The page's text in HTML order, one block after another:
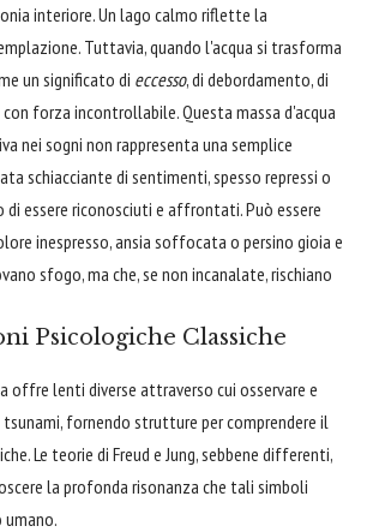
interiore. Un lago calmo riflette la
Tuttavia, quando l'acqua si trasforma
un significato di eccesso, di debordamento, di
forza incontrollabile. Questa massa d'acqua
nei sogni non rappresenta una semplice
schiacciante di sentimenti, spesso repressi o
di essere riconosciuti e affrontati. Può essere
inespresso, ansia soffocata o persino gioia e
sfogo, ma che, se non incanalate, rischiano
Psicologiche Classiche
offre lenti diverse attraverso cui osservare e
fornendo strutture per comprendere il
Le teorie di Freud e Jung, sebbene differenti,
la profonda risonanza che tali simboli
umano.